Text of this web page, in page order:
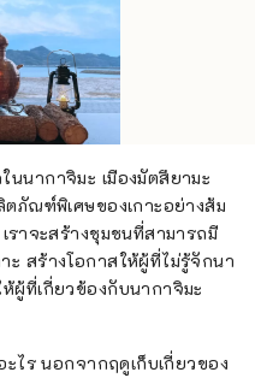
กลิ่นหอมโดยใช้ส้มแมนดา
น และประสบการณ์ซา
ที่คุณกลั่นเอง มาทำงาน
ศัยของ Meta Nakajima
Meta
invite/bgUrmXGm6d
งการ: https://meta-
นากาจิมะ เมืองมัตสึยามะ
ภัณฑ์พิเศษของเกาะอย่างส้ม
ราจะสร้างชุมชนที่สามารถมี
สร้างโอกาสให้ผู้ที่ไม่รู้จักนา
ผู้ที่เกี่ยวข้องกับนากาจิมะ
ไร นอกจากฤดูเก็บเกี่ยวของ